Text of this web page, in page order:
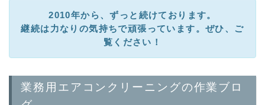
2010年から、ずっと続けております。
継続は力なりの気持ちで頑張っています。ぜひ、ご
覧ください！
業務用エアコンクリーニングの作業ブロ